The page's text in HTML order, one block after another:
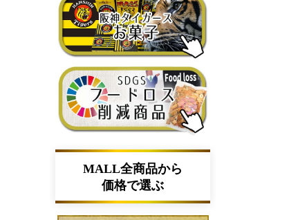
MALL全商品から
価格で選ぶ